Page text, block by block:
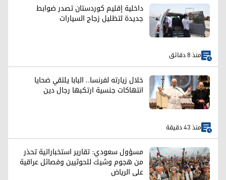
داخلية إقليم كوردستان تصدر ضوابط
جديدة لتظليل زجاج السيارات
منذ 8 دقائق
خلال زيارته لفرنسا.. البابا يلتقي ضحايا
انتهاكات جنسية ارتكبها رجال دين
منذ 43 دقيقة
مسؤول سعودي: تقارير استخباراتية تحذر
من هجوم وشيك للحوثيين وفصائل عراقية
على الرياض